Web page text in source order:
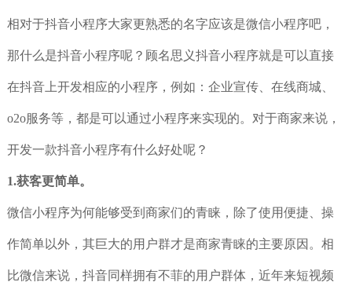
相对于抖音小程序大家更熟悉的名字应该是微信小程序吧，
那什么是抖音小程序呢？顾名思义抖音小程序就是可以直接
在抖音上开发相应的小程序，例如：企业宣传、在线商城、
o2o服务等，都是可以通过小程序来实现的。对于商家来说，
开发一款抖音小程序有什么好处呢？
1.获客更简单。
微信小程序为何能够受到商家们的青睐，除了使用便捷、操
作简单以外，其巨大的用户群才是商家青睐的主要原因。相
比微信来说，抖音同样拥有不菲的用户群体，近年来短视频